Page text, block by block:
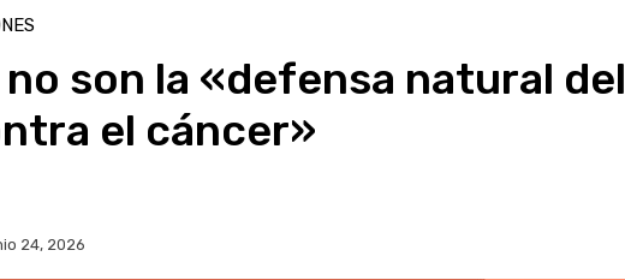
no son la «defensa natural del
el cáncer»
24, 2026